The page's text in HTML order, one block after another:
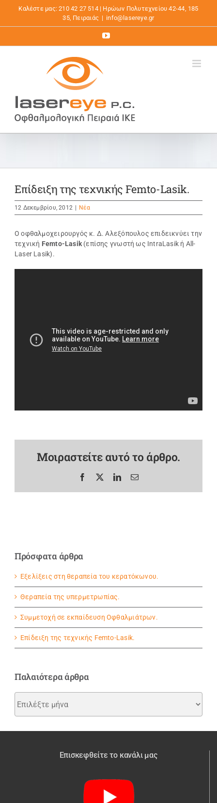
Μετάβαση
περιεχόμενο
Καλέστε μας: 210 42 27 514 | Ηρώων Πολυτεχνείου 42-44, 185
35, Πειραιάς | info@lasereye.gr
YouTube
Eπίδειξη της τεχνικής Femto-Lasik.
12 Δεκεμβρίου, 2012 | Νέα
Ο οφθαλμοχειρουργός κ. Δ. Αλεξόπουλος επιδεικνύει την
τεχνική Femto-Lasik (επίσης γνωστή ως IntraLasik ή All-
Laser Lasik).
Μοιραστείτε αυτό το άρθρο.
Facebook LinkedInEmail
Πρόσφατα άρθρα
Εξελίξεις στη θεραπεία του κερατόκωνου.
Θεραπεία της υπερμετρωπίας.
Συμμετοχή σε εκπαίδευση Οφθαλμιάτρων.
Eπίδειξη της τεχνικής Femto-Lasik.
Παλαιότερα άρθρα
άρθρα
Επισκεφθείτε το κανάλι μας